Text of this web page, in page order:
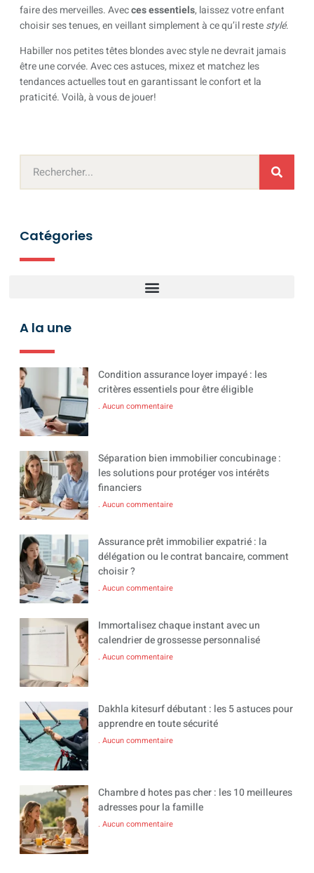
faire des merveilles. Avecces essentiels, laissez votre enfant
choisir ses tenues, en veillant simplement à ce qu’il restestylé.
Habiller nos petites têtes blondes avec style ne devrait jamais
être une corvée. Avec ces astuces, mixez et matchez les
tendances actuelles tout en garantissant le confort et la
praticité. Voilà, à vous de jouer!
Catégories
A la une
Condition assurance loyer impayé : les
critères essentiels pour être éligible
Aucun commentaire
Séparation bien immobilier concubinage :
les solutions pour protéger vos intérêts
financiers
Aucun commentaire
Assurance prêt immobilier expatrié : la
délégation ou le contrat bancaire, comment
choisir ?
Aucun commentaire
Immortalisez chaque instant avec un
calendrier de grossesse personnalisé
Aucun commentaire
Dakhla kitesurf débutant : les 5 astuces pour
apprendre en toute sécurité
Aucun commentaire
Chambre d hotes pas cher : les 10 meilleures
adresses pour la famille
Aucun commentaire